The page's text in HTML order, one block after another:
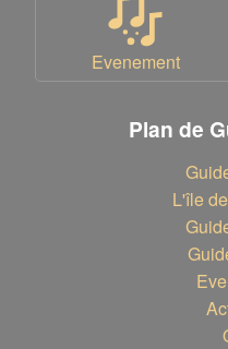
Evenement
Plan de
L'île